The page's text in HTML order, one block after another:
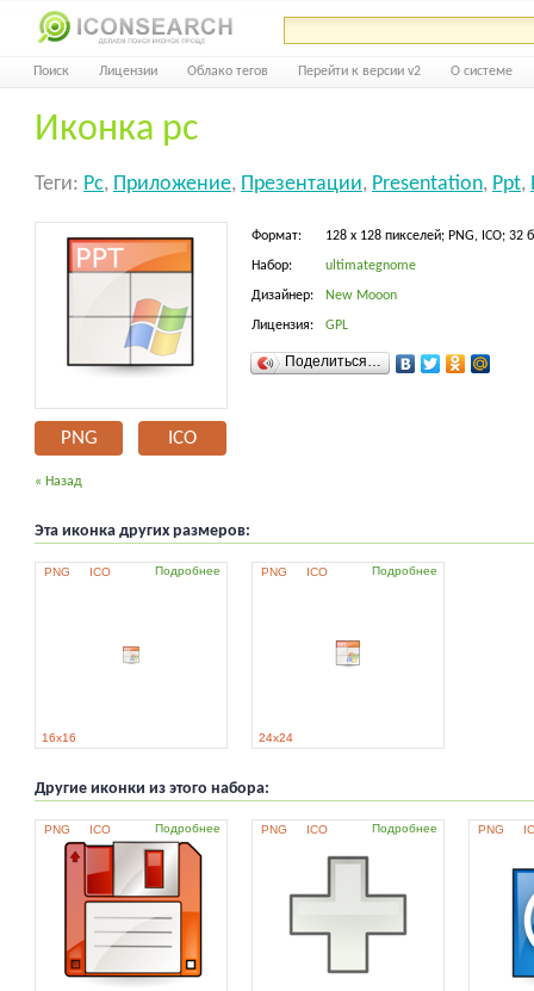
Поиск Лицензии Облако тегов Перейти к версии v2 О системе
Иконка рс
Теги: Рс, Приложение, Презентации, Presentation, Ppt,
PNG ICO
Формат: 128 x 128 пикселей; PNG, ICO; 32
Набор: ultimategnome
Дизайнер: New Mooon
Лицензия: GPL
Поделиться…
« Назад
Эта иконка других размеров:
PNG ICO Подробнее
16x16
PNG ICO Подробнее
24x24
Другие иконки из этого набора:
PNG ICO Подробнее PNG ICO Подробнее PNG